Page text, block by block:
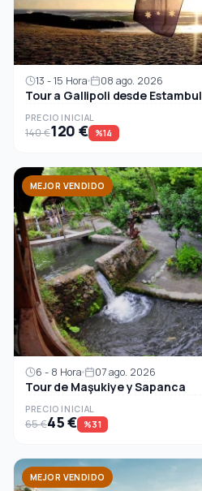
13 - 15 Hora 08 ago. 2026
Tour a Gallipoli desde Estambul
PRECIO INICIAL
140 €120 € %14
MEJOR VENDIDO
6 - 8 Hora 07 ago. 2026
Tour de Maşukiye y Sapanca
PRECIO INICIAL
65 €45 € %31
MEJOR VENDIDO